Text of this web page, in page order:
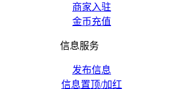
商家入驻
金币充值
信息服务
发布信息
信息置顶/加红